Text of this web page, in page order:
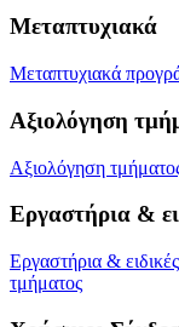
Μεταπτυχιακά
Μεταπτυχιακά
Αξιολόγηση
Αξιολόγηση
Εργαστήρια &
Εργαστήρια &
τμήματος